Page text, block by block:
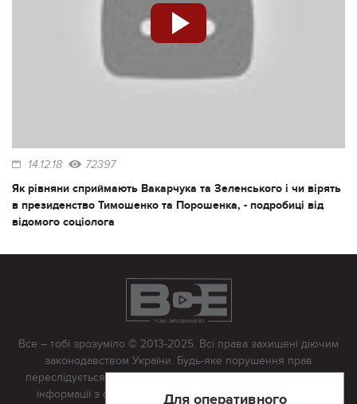
14.12.18 72397
Як рівняни сприймають Вакарчука та Зеленського і чи вірять
в президенство Тимошенко та Порошенка, - подробиці від
відомого соціолога
Для оперативного
Все – тобі зрозуміло © 2013-2025. Всі права захищені діючим
законодавством України. Будь-яке порушення прав
переслідується в судовому порядку. Будь-яке відтворення
інформації з сайту тільки з письмово дозволу редакції.